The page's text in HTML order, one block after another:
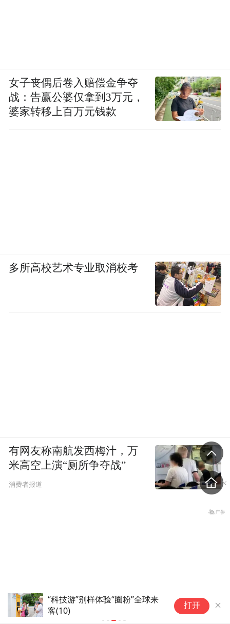
“科技游”别样体验“圈粉”全球来
客(10)
两地优化配
困局”
打开
女子丧偶后卷入赔偿金争夺
战：告赢公婆仅拿到3万元，
婆家转移上百万元钱款
多所高校艺术专业取消校考
有网友称南航发西梅汁，万
米高空上演“厕所争夺战”
消费者报道